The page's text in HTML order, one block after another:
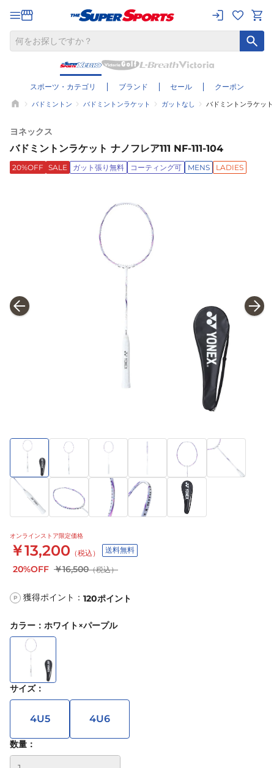
スポーツ・カテゴリ ブランド セール クーポン
バドミントン バドミントンラケット ガットなし バドミントンラケット
ヨネックス
バドミントンラケット ナノフレア111 NF-111-104
20%OFF SALE ガット張り無料 コーティング可 MENS LADIES
オンラインストア限定価格
￥13,200 （税込） 送料無料
20%OFF ￥16,500（税込）
P 獲得ポイント： 120ポイント
カラー ： ホワイト×パープル
サイズ：
4U5 4U6
数量：